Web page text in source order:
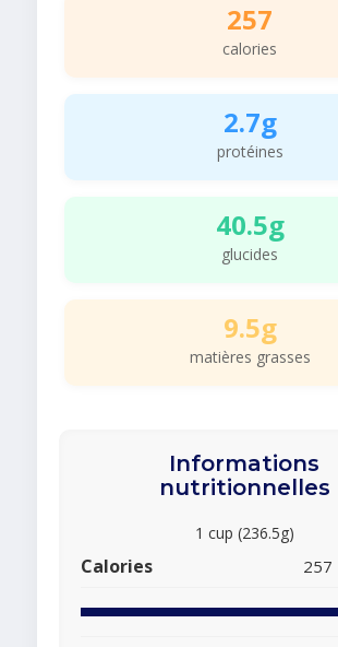
257
calories
2.7g
protéines
40.5g
glucides
9.5g
matières grasses
Informations
nutritionnelles
1 cup (236.5g)
Calories 257